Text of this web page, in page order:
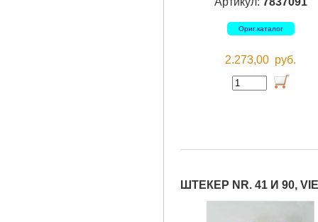
Ориг.каталог
2.273,00 руб.
ШТЕКЕР NR. 41 И 90,